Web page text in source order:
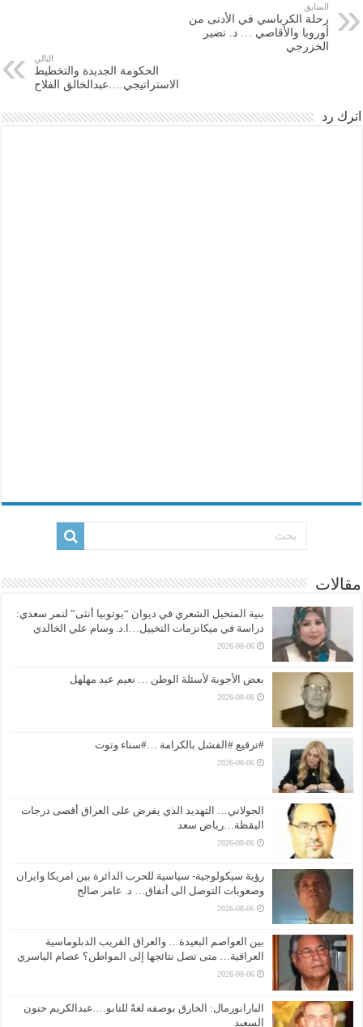
السابق
رحلة الكرباسي في الأدنى من
أوروبا والأقاصي … د. نضير
الخزرجي
التالي
الحكومة الجديدة والتخطيط
الاستراتيجي….عبدالخالق الفلاح
اترك رد
مقالات
بنية المتخيل الشعري في ديوان “يوتوبيا أنثى” لنمر سعدي:
دراسة في ميكانزمات التخييل…ا.د. وسام علي الخالدي
2026-08-06
بعض الأجوبة لأسئلة الوطن … نعيم عبد مهلهل
2026-08-06
#ترقيع #الفشل بالكرامة …#سناء وتوت
2026-08-06
الجولاني… التهديد الذي يفرض على العراق أقصى درجات
اليقظة…رياض سعد
2026-08-06
رؤية سيكولوجية- سياسية للحرب الدائرة بين امريكا وايران
وصعوبات التوصل الى أتفاق… د. عامر صالح
2026-08-06
بين العواصم البعيدة… والعراق القريب الدبلوماسية
العراقية… متى تصل نتائجها إلى المواطن؟ عصام الياسري
2026-08-06
البارانورمال: الخارق بوصفه لغةً للتابو….عبدالكريم حنون
السعيد